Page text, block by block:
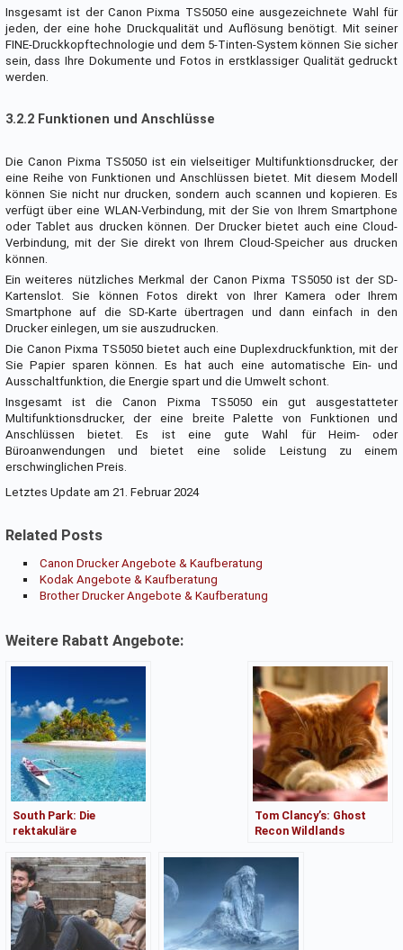
Insgesamt ist der Canon Pixma TS5050 eine ausgezeichnete Wahl für
jeden, der eine hohe Druckqualität und Auflösung benötigt. Mit seiner
FINE-Druckkopftechnologie und dem 5-Tinten-System können Sie sicher
sein, dass Ihre Dokumente und Fotos in erstklassiger Qualität gedruckt
werden.
3.2.2 Funktionen und Anschlüsse
Die Canon Pixma TS5050 ist ein vielseitiger Multifunktionsdrucker, der
eine Reihe von Funktionen und Anschlüssen bietet. Mit diesem Modell
können Sie nicht nur drucken, sondern auch scannen und kopieren. Es
verfügt über eine WLAN-Verbindung, mit der Sie von Ihrem Smartphone
oder Tablet aus drucken können. Der Drucker bietet auch eine Cloud-
Verbindung, mit der Sie direkt von Ihrem Cloud-Speicher aus drucken
können.
Ein weiteres nützliches Merkmal der Canon Pixma TS5050 ist der SD-
Kartenslot. Sie können Fotos direkt von Ihrer Kamera oder Ihrem
Smartphone auf die SD-Karte übertragen und dann einfach in den
Drucker einlegen, um sie auszudrucken.
Die Canon Pixma TS5050 bietet auch eine Duplexdruckfunktion, mit der
Sie Papier sparen können. Es hat auch eine automatische Ein- und
Ausschaltfunktion, die Energie spart und die Umwelt schont.
Insgesamt ist die Canon Pixma TS5050 ein gut ausgestatteter
Multifunktionsdrucker, der eine breite Palette von Funktionen und
Anschlüssen bietet. Es ist eine gute Wahl für Heim- oder
Büroanwendungen und bietet eine solide Leistung zu einem
erschwinglichen Preis.
Letztes Update am 21. Februar 2024
Related Posts
Canon Drucker Angebote & Kaufberatung
Kodak Angebote & Kaufberatung
Brother Drucker Angebote & Kaufberatung
Weitere Rabatt Angebote:
South Park: Die
rektakuläre
& Kaufberatung
Tom Clancy’s: Ghost
Recon Wildlands
Kaufberatung